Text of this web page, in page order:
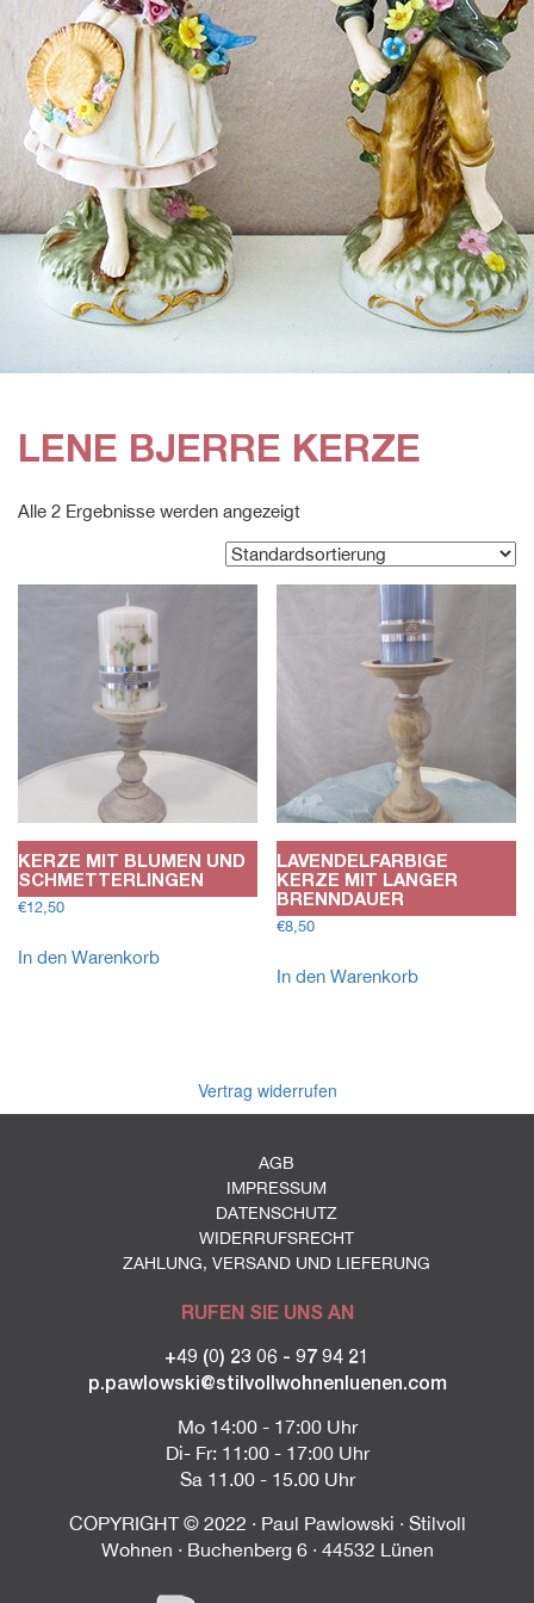
LENE BJERRE KERZE
Alle 2 Ergebnisse werden angezeigt
KERZE MIT BLUMEN UND
SCHMETTERLINGEN
€12,50
In den Warenkorb
LAVENDELFARBIGE
KERZE MIT LANGER
BRENNDAUER
€8,50
In den Warenkorb
Vertrag widerrufen
AGB
IMPRESSUM
DATENSCHUTZ
WIDERRUFSRECHT
ZAHLUNG, VERSAND UND LIEFERUNG
RUFEN SIE UNS AN
+49 (0) 23 06 - 97 94 21
p.pawlowski@stilvollwohnenluenen.com
Mo 14:00 - 17:00 Uhr
Di- Fr: 11:00 - 17:00 Uhr
Sa 11.00 - 15.00 Uhr
COPYRIGHT © 2022 · Paul Pawlowski · Stilvoll
Wohnen · Buchenberg 6 · 44532 Lünen